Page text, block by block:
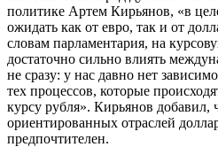
политике Артем Кирьянов, «в
ожидать как от евро, так и от
словам парламентария, на
достаточно сильно влиять
не сразу: у нас давно нет
тех процессов, которые
курсу рубля». Кирьянов добавил,
ориентированных отраслей
предпочтителен.